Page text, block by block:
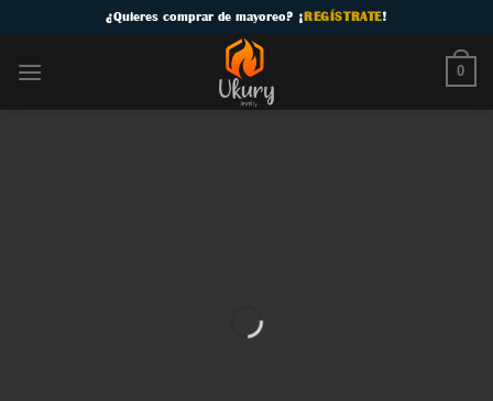
content
¿Quieres comprar de mayoreo? ¡REGÍSTRATE!
0